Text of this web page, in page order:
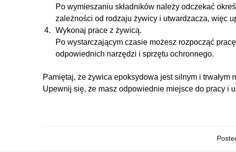
Po wymieszaniu składników należy odczekać
zależności od rodzaju żywicy i utwardzacza, więc
Wykonaj prace z żywicą.
Po wystarczającym czasie możesz rozpocząć
odpowiednich narzędzi i sprzętu ochronnego.
Pamiętaj, że żywica epoksydowa jest silnym i
Upewnij się, że masz odpowiednie miejsce do pracy i